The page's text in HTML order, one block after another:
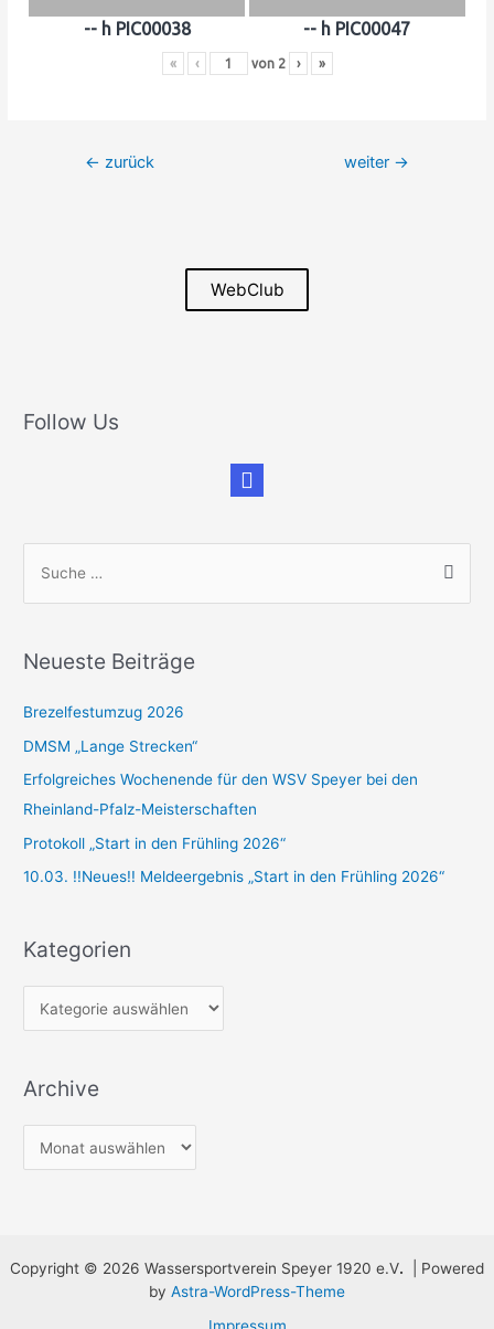
-- h PIC00038 -- h PIC00047
« ‹ von 2 › »
← zurück weiter →
WebClub
Follow Us
n
:
Neueste Beiträge
Brezelfestumzug 2026
DMSM „Lange Strecken“
Erfolgreiches Wochenende für den WSV Speyer bei den
Rheinland-Pfalz-Meisterschaften
Protokoll „Start in den Frühling 2026“
10.03. !!Neues!! Meldeergebnis „Start in den Frühling 2026“
Kategorien
a
e
n
Archive
r
Copyright © 2026 Wassersportverein Speyer 1920 e.V. | Powered
by Astra-WordPress-Theme
Impressum